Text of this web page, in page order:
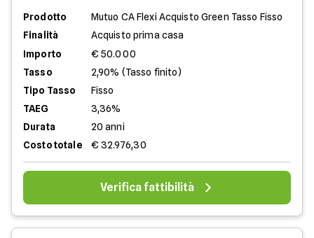
Prodotto
Mutuo CA Flexi Acquisto Green Tasso Fisso
Finalità
Acquisto prima casa
Importo
€ 50.000
Tasso
2,90% (Tasso finito)
Tipo Tasso
Fisso
TAEG
3,36%
Durata
20 anni
Costo totale
€ 32.976,30
Verifica fattibilità